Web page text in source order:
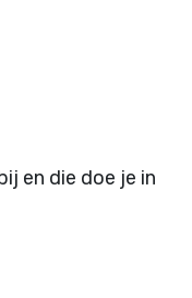
en die doe je in